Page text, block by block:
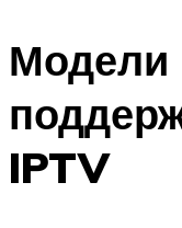
Модели
IPTV